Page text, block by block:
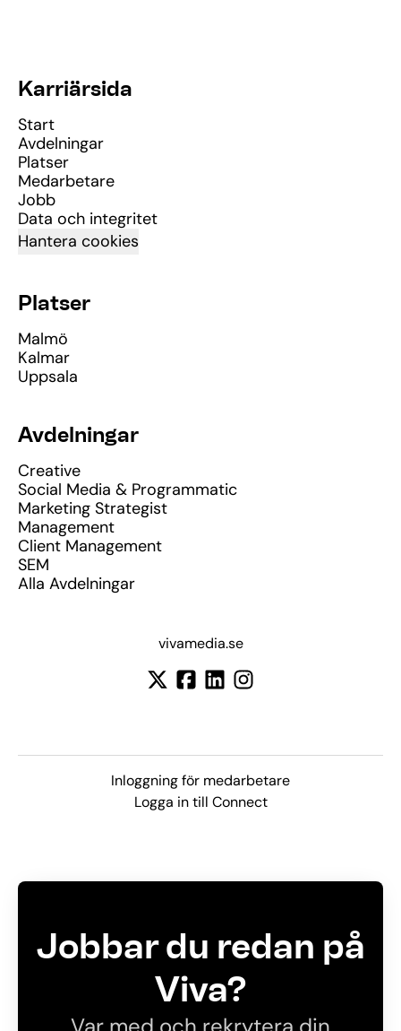
Karriärsida
Start
Avdelningar
Platser
Medarbetare
Jobb
Data och integritet
Hantera cookies
Platser
Malmö
Kalmar
Uppsala
Avdelningar
Creative
Social Media & Programmatic
Marketing Strategist
Management
Client Management
SEM
Alla Avdelningar
vivamedia.se
Inloggning för medarbetare
Logga in till Connect
Jobbar du redan på
Viva?